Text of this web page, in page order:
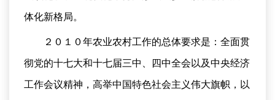
体化新格局。
２０１０年农业农村工作的总体要求是：全面贯
彻党的十七大和十七届三中、四中全会以及中央经济
工作会议精神，高举中国特色社会主义伟大旗帜，以